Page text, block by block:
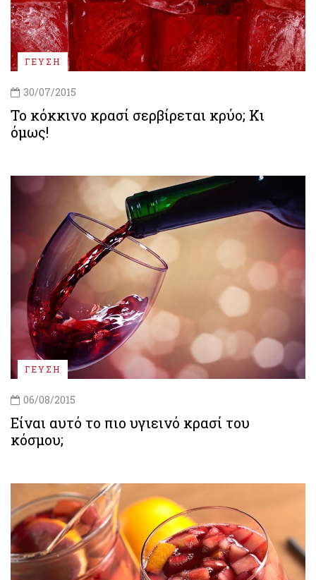
ΓΕΥΣΗ
30/07/2015
Το κόκκινο κρασί σερβίρεται κρύο; Κι
όμως!
ΓΕΥΣΗ
06/08/2015
Είναι αυτό το πιο υγιεινό κρασί του
κόσμου;